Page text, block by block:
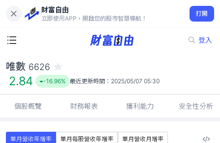
財富自由
立即使用APP，開啟您的股市智慧導航！
打開
登入
2.84
-16.96%
唯數 6626
2.84 -16.96% 最近更新時間： 2025/05/07 05:30
個股概覽 財務報表 獲利能力 安全性分析
單月營收年增率 單月每股營收年增率
單月營收月增率